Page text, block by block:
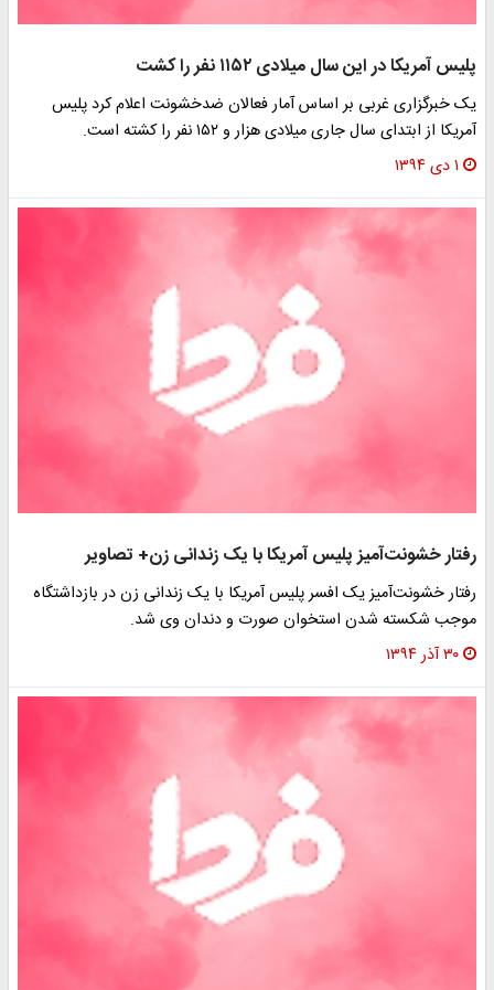
پلیس آمریکا در این سال میلادی ۱۱۵۲ نفر را کشت
یک خبرگزاری غربی بر اساس آمار فعالان ضدخشونت اعلام کرد پلیس
آمریکا از ابتدای سال جاری میلادی هزار و ۱۵۲ نفر را کشته است.
۱ دی ۱۳۹۴
رفتار خشونت‌آمیز پلیس آمریکا با یک زندانی زن+ تصاویر
رفتار خشونت‌آمیز یک افسر پلیس آمریکا با یک زندانی زن در بازداشتگاه
موجب شکسته شدن استخوان صورت و دندان وی شد.
۳۰ آذر ۱۳۹۴